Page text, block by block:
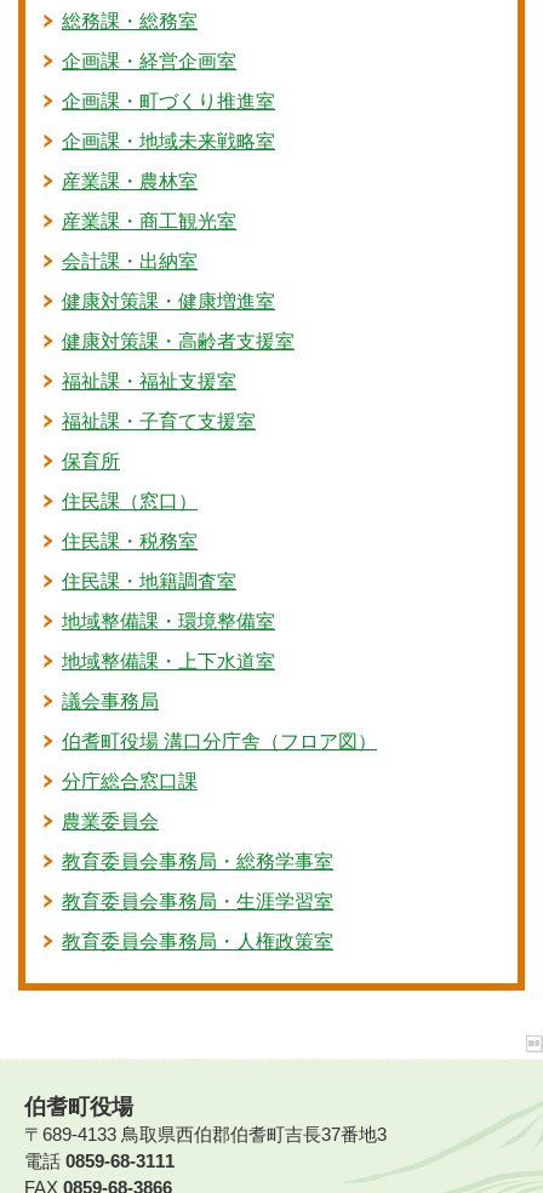
総務課・総務室
企画課・経営企画室
企画課・町づくり推進室
企画課・地域未来戦略室
産業課・農林室
産業課・商工観光室
会計課・出納室
健康対策課・健康増進室
健康対策課・高齢者支援室
福祉課・福祉支援室
福祉課・子育て支援室
保育所
住民課（窓口）
住民課・税務室
住民課・地籍調査室
地域整備課・環境整備室
地域整備課・上下水道室
議会事務局
伯耆町役場 溝口分庁舎（フロア図）
分庁総合窓口課
農業委員会
教育委員会事務局・総務学事室
教育委員会事務局・生涯学習室
教育委員会事務局・人権政策室
伯耆町役場
〒689-4133 鳥取県西伯郡伯耆町吉長37番地3
電話 0859-68-3111
FAX 0859-68-3866